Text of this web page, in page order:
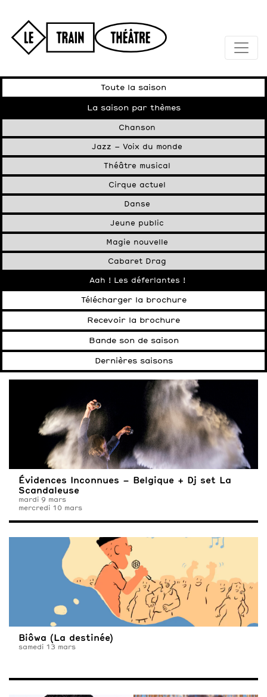
Toute la saison
La saison par thèmes
Chanson
Jazz – Voix du monde
Théâtre musical
Cirque actuel
Danse
Jeune public
Magie nouvelle
Cabaret Drag
Aah ! Les déferlantes !
Télécharger la brochure
Recevoir la brochure
Bande son de saison
Dernières saisons
Évidences Inconnues – Belgique + Dj set La
Scandaleuse
mardi 9 mars
mercredi 10 mars
Biôwa (La destinée)
samedi 13 mars